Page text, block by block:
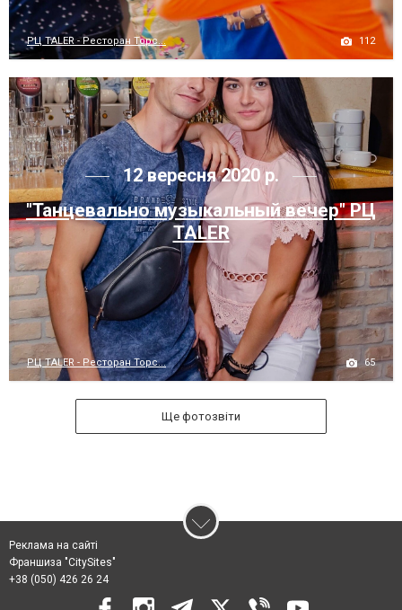
РЦ TALER - Ресторан Торс... 112
12 вересня 2020 р.
"Танцевально музыкальный вечер" РЦ
TALER
РЦ TALER - Ресторан Торс... 65
Ще фотозвіти
Реклама на сайті
Франшиза "CitySites"
+38 (050) 426 26 24